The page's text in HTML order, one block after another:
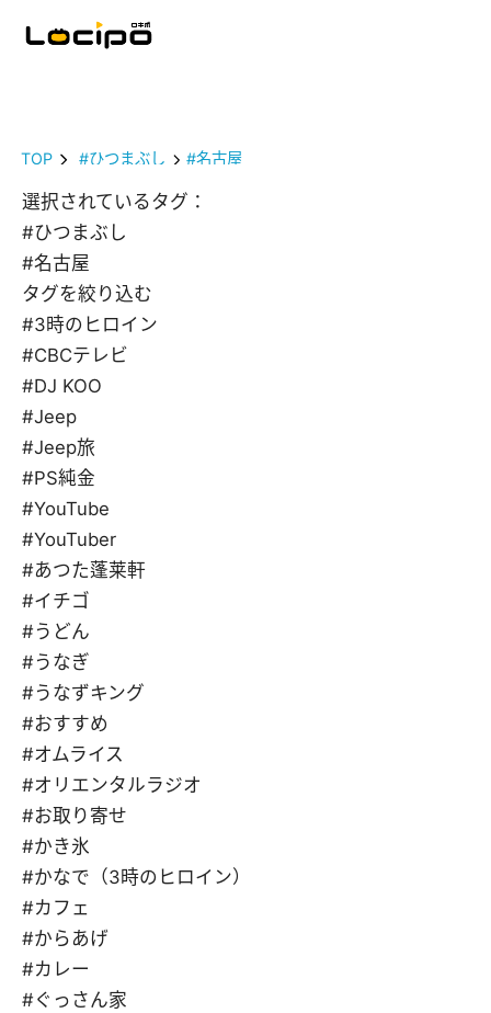
TOP #ひつまぶし #名古屋
選択されているタグ：
#ひつまぶし
#名古屋
タグを絞り込む
#3時のヒロイン
#CBCテレビ
#DJ KOO
#Jeep
#Jeep旅
#PS純金
#YouTube
#YouTuber
#あつた蓬莱軒
#イチゴ
#うどん
#うなぎ
#うなずキング
#おすすめ
#オムライス
#オリエンタルラジオ
#お取り寄せ
#かき氷
#かなで（3時のヒロイン）
#カフェ
#からあげ
#カレー
#ぐっさん家